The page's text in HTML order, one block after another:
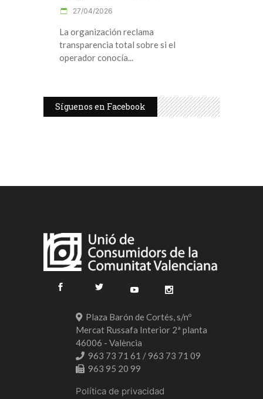
27/04/2026
La organización reclama
transparencia total sobre si el
operador conocía
Síguenos en Facebook
Plaza Barón de Cortés, s/nº
Mercat Russafa Interior 2ª planta
46006 - València
963 73 71 61 / 963 73 71 09
963 95 20 99
Política de privacidad